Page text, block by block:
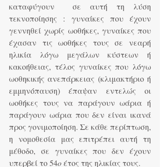
καταφύγουν  σε αυτή τη λύση
τεκνοποίησης : γυναίκες που έχουν
γεννηθεί χωρίς ωοθήκες, γυναίκες που
έχασαν τις ωοθήκες τους σε νεαρή
ηλικία λόγω μεγάλων κύστεων ή
κακοήθειας, τέλος γυναίκες που λόγω
ωοθηκικής ανεπάρκειας (κλιμακτήριο ή
εμμηνόπαυση) έπαψαν εντελώς οι
ωοθήκες τους να παράγουν ωάρια ή
παράγουν ωάρια που δεν είναι ικανά
προς γονιμοποίηση. Σε κάθε περίπτωση,
η νομοθεσία μας επιτρέπει αυτή τη
μέθοδο, σε γυναίκες που δεν έχουν
υπερβεί το 54o έτος της ηλικίας τους.